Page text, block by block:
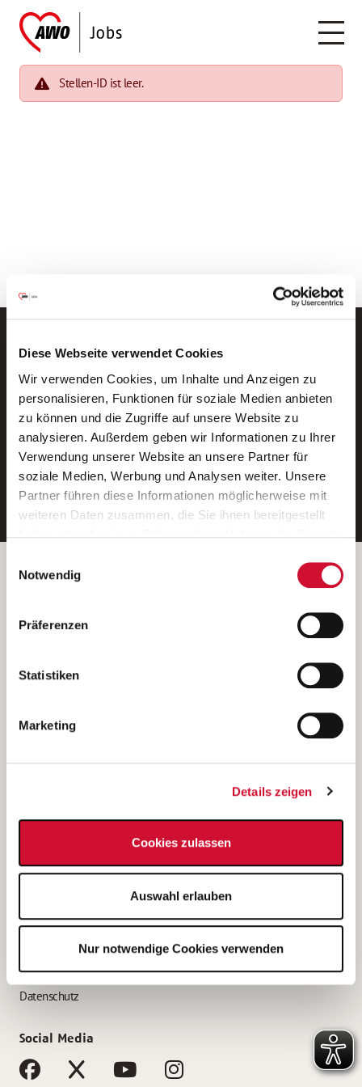
Diese Webseite verwendet Cookies
Wir verwenden Cookies, um Inhalte und Anzeigen zu
personalisieren, Funktionen für soziale Medien anbieten
zu können und die Zugriffe auf unsere Website zu
analysieren. Außerdem geben wir Informationen zu Ihrer
Verwendung unserer Website an unsere Partner für
soziale Medien, Werbung und Analysen weiter. Unsere
Partner führen diese Informationen möglicherweise mit
weiteren Daten zusammen, die Sie ihnen bereitgestellt
Wenn Sie auf „Cookies zulassen“ klicken, so stimmen
Sie der Speicherung sämtlicher Cookies zu. Sie können
Ihre Einwilligung selbstverständlich jederzeit widerrufen,
indem Sie die Cookie-Einstellungen aufrufen und diese
unsererDatenschutzerklärung
Notwendig
Präferenzen
Statistiken
Marketing
Details zeigen
Cookies zulassen
Auswahl erlauben
Nur notwendige Cookies verwenden
Stellen-ID ist leer.
Neue Stellen per E-Mail.
Ein kostenloser Service von AWO
Jobs.
E-Mail-Adresse eintragen
Betreiber der Webseite
Kantstraße 45a
(Ein Tochterunternehmen des AWO Bezirksverbandes Unterfranken
e.V.)
Bewerbung als Altenpflegehelfer*in
Bewerbung als Erzieher*in
AWO Gliederungen nach Bundesland
Impressum
Datenschutz
Social Media